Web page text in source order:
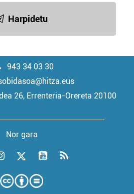
Harpidetu
943 34 03 30
26, Errenteria-Orereta 20100
Nor gara